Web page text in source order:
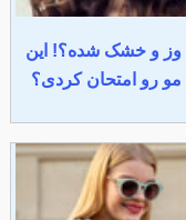
وز و خشک شده؟! این
رو امتحان کردی؟